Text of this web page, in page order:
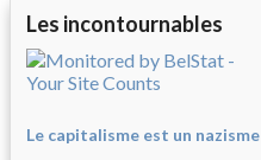
Les incontournables
Le capitalisme est un nazisme